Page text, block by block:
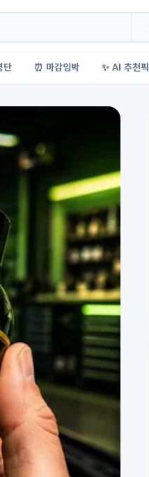
단 ⏰ 마감임박 ✨ AI 추천픽